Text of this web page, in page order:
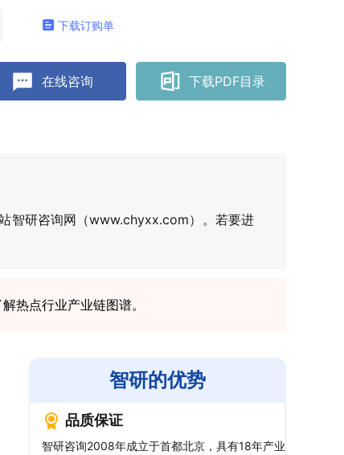
下载订购单
在线咨询 下载PDF目录
智研咨询网（www.chyxx.com）。若要进
热点行业产业链图谱。
智研的优势
品质保证
智研咨询2008年成立于首都北京，具有18年产业